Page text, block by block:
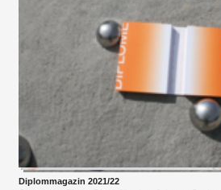
Diplommagazin 2021/22